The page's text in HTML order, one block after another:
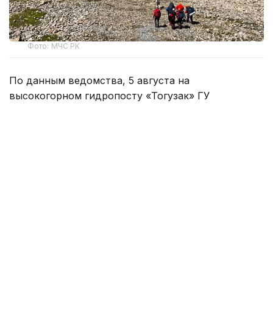
Фото: МЧС РК
По данным ведомства, 5 августа на
высокогорном гидропосту «Тогузак» ГУ